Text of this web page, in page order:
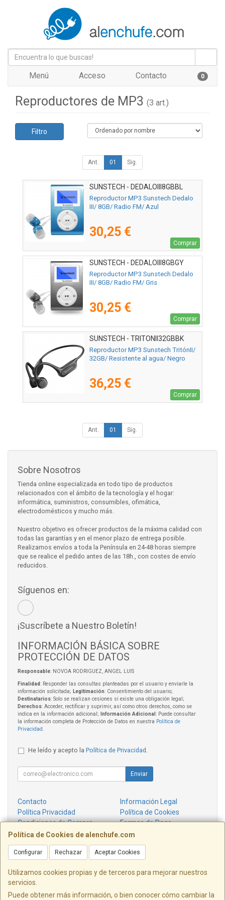
Menú Acceso Contacto 0
Reproductores de MP3 (3 art.)
Filtro
Ant. 01 Sig.
SUNSTECH - DEDALOIII8GBBL
Reproductor MP3 Sunstech Dedalo
III/ 8GB/ Radio FM/ Azul
30,25 €
Comprar
SUNSTECH - DEDALOIII8GBGY
Reproductor MP3 Sunstech Dedalo
III/ 8GB/ Radio FM/ Gris
30,25 €
Comprar
SUNSTECH - TRITONII32GBBK
Reproductor MP3 Sunstech TritónII/
32GB/ Resistente al agua/ Negro
36,25 €
Comprar
Ant. 01 Sig.
Política de Cookies de alenchufe.com
Configurar Rechazar Aceptar Cookies
Utilizamos cookies propias y de terceros para mejorar nuestros
servicios.
Puede obtener más información, o bien conocer cómo cambiar la
Sobre Nosotros
Tienda online especializada en todo tipo de productos
relacionados con el ámbito de la tecnología y el hogar:
informática, suministros, consumibles, ofimática,
electrodomésticos y mucho más.
Nuestro objetivo es ofrecer productos de la máxima calidad con
todas las garantías y en el menor plazo de entrega posible.
Realizamos envíos a toda la Península en 24-48 horas siempre
que se realice el pedido antes de las 18h., con costes de envío
reducidos.
Síguenos en:
¡Suscríbete a Nuestro Boletín!
INFORMACIÓN BÁSICA SOBRE
PROTECCIÓN DE DATOS
Responsable: NOVOA RODRIGUEZ, ANGEL LUIS
Finalidad: Responder las consultas planteadas por el usuario y enviarle la
información solicitada; Legitimación: Consentimiento del usuario;
Destinatarios: Solo se realizan cesiones si existe una obligación legal;
Derechos: Acceder, rectificar y suprimir, así como otros derechos, como se
indica en la información adicional;
Información Adicional : Puede consultar
la información completa de Protección de Datos en nuestra Política de
Privacidad
He leído y acepto la Política de Privacidad .
Enviar
Contacto
Información Legal
Política Privacidad
Política de Cookies
Condiciones de Compra
Formas de Pago
¿Quienes Somos?
Contacto
info@alenchufe.com